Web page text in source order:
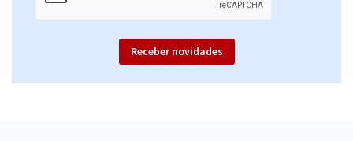
Receber novidades